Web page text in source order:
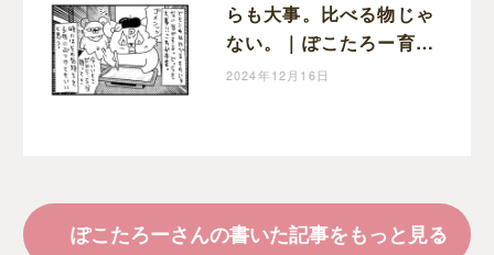
らも大事。比べる物じゃ
ない。｜ぽこたろー育児
漫画
2024年12月16日
ぽこたろーさんの書いた記事をもっと見る